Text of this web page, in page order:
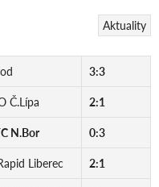
Aktuality
3:3
Č.Lípa 2:1
N.Bor 0:3
Liberec 2:1